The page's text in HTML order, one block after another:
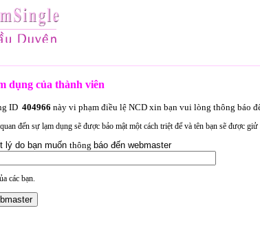
dụng của thành viên
ID 404966 này vi phạm điều lệ NCD xin bạn vui lòng thông báo
đến sự lạm dụng sẽ được bảo mật một cách triệt để và tên bạn sẽ được giử
lý do bạn muốn thông báo đến webmaster
các bạn.